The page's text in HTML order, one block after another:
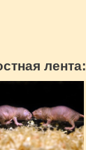
лента: